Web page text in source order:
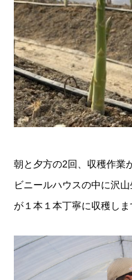
朝と夕方の2回、収穫作業
ビニールハウスの中に沢
が１本１本丁寧に収穫しま